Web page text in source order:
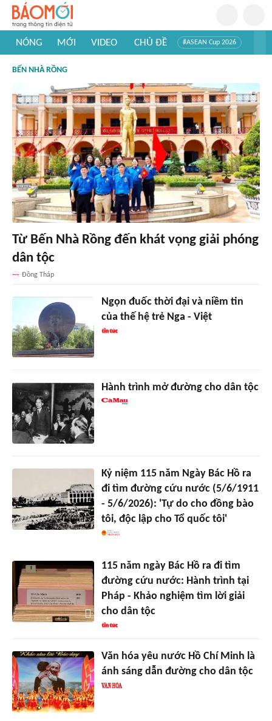
NÓNG MỚI VIDEO CHỦ ĐỀ #ASEAN Cup 2026
#Khám phá thế giới
BẾN NHÀ RỒNG
Từ Bến Nhà Rồng đến khát vọng giải phóng
dân tộc
Đồng Tháp
Ngọn đuốc thời đại và niềm tin
của thế hệ trẻ Nga - Việt
Hành trình mở đường cho dân tộc
Kỷ niệm 115 năm Ngày Bác Hồ ra
đi tìm đường cứu nước (5/6/1911
- 5/6/2026): 'Tự do cho đồng bào
tôi, độc lập cho Tổ quốc tôi'
115 năm ngày Bác Hồ ra đi tìm
đường cứu nước: Hành trình tại
Pháp - Khảo nghiệm tìm lời giải
cho dân tộc
Văn hóa yêu nước Hồ Chí Minh là
ánh sáng dẫn đường cho dân tộc